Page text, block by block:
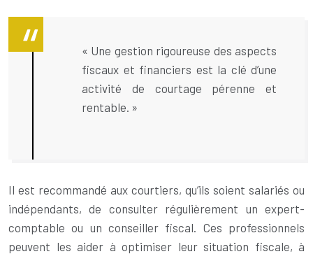
« Une gestion rigoureuse des aspects
fiscaux et financiers est la clé d’une
activité de courtage pérenne et
rentable. »
Il est recommandé aux courtiers, qu’ils soient salariés ou
indépendants, de consulter régulièrement un expert-
comptable ou un conseiller fiscal. Ces professionnels
peuvent les aider à optimiser leur situation fiscale, à